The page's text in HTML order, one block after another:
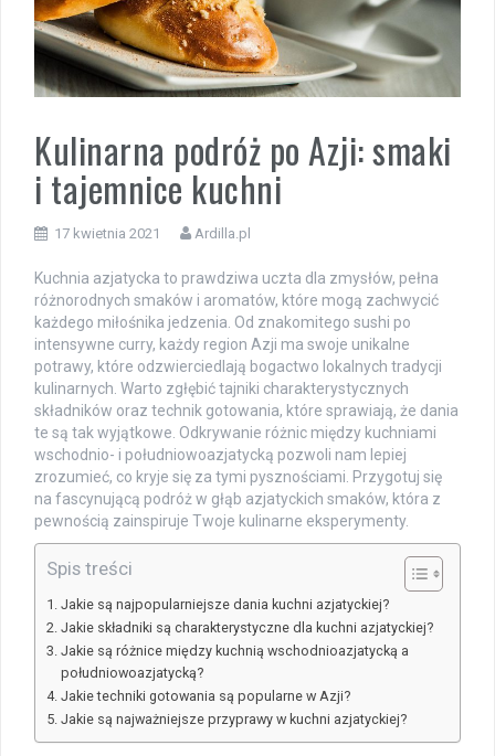
Kulinarna podróż po Azji: smaki
i tajemnice kuchni
17 kwietnia 2021 Ardilla.pl
Kuchnia azjatycka to prawdziwa uczta dla zmysłów, pełna
różnorodnych smaków i aromatów, które mogą zachwycić
każdego miłośnika jedzenia. Od znakomitego sushi po
intensywne curry, każdy region Azji ma swoje unikalne
potrawy, które odzwierciedlają bogactwo lokalnych tradycji
kulinarnych. Warto zgłębić tajniki charakterystycznych
składników oraz technik gotowania, które sprawiają, że dania
te są tak wyjątkowe. Odkrywanie różnic między kuchniami
wschodnio- i południowoazjatycką pozwoli nam lepiej
zrozumieć, co kryje się za tymi pysznościami. Przygotuj się
na fascynującą podróż w głąb azjatyckich smaków, która z
pewnością zainspiruje Twoje kulinarne eksperymenty.
Spis treści
Jakie są najpopularniejsze dania kuchni azjatyckiej?
Jakie składniki są charakterystyczne dla kuchni azjatyckiej?
Jakie są różnice między kuchnią wschodnioazjatycką a
południowoazjatycką?
Jakie techniki gotowania są popularne w Azji?
Jakie są najważniejsze przyprawy w kuchni azjatyckiej?